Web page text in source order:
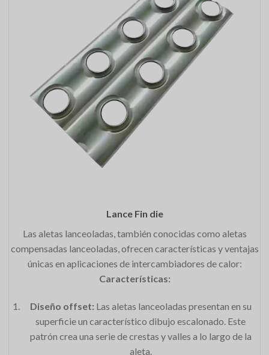
Lance Fin die
Las aletas lanceoladas, también conocidas como aletas
compensadas lanceoladas, ofrecen características y ventajas
únicas en aplicaciones de intercambiadores de calor:
Características:
Diseño offset: Las aletas lanceoladas presentan en su
superficie un característico dibujo escalonado. Este
patrón crea una serie de crestas y valles a lo largo de la
aleta.